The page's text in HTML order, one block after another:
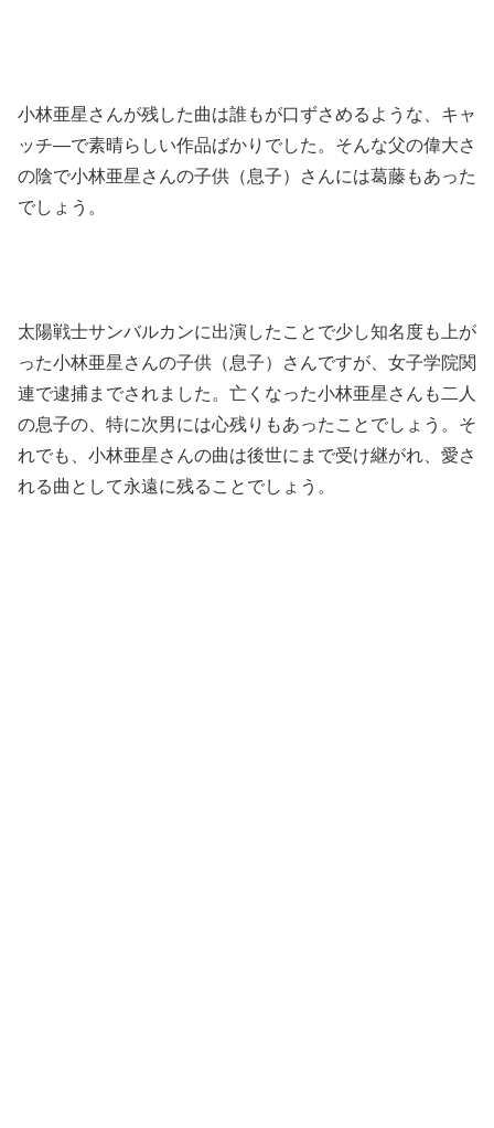
小林亜星さんが残した曲は誰もが口ずさめるような、キャ
ッチ―で素晴らしい作品ばかりでした。そんな父の偉大さ
の陰で小林亜星さんの子供（息子）さんには葛藤もあった
でしょう。
太陽戦士サンバルカンに出演したことで少し知名度も上が
った小林亜星さんの子供（息子）さんですが、女子学院関
連で逮捕までされました。亡くなった小林亜星さんも二人
の息子の、特に次男には心残りもあったことでしょう。そ
れでも、小林亜星さんの曲は後世にまで受け継がれ、愛さ
れる曲として永遠に残ることでしょう。